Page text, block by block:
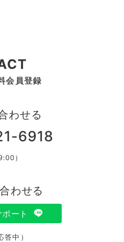
会員登録
わせる
6918
）
わせる
ート
答中）